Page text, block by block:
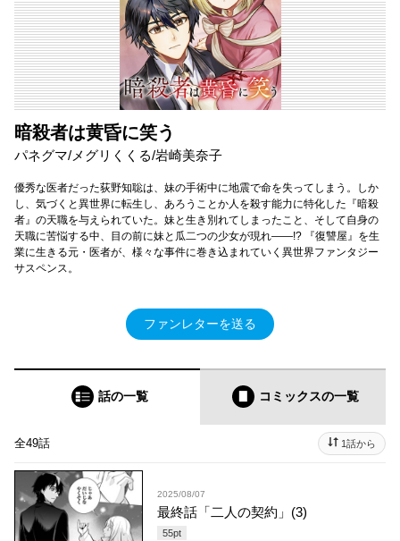
暗殺者は黄昏に笑う
パネグマ/メグリくくる/岩崎美奈子
優秀な医者だった荻野知聡は、妹の手術中に地震で命を失ってしまう。しか
し、気づくと異世界に転生し、あろうことか人を殺す能力に特化した『暗殺
者』の天職を与えられていた。妹と生き別れてしまったこと、そして自身の
天職に苦悩する中、目の前に妹と瓜二つの少女が現れ――!? 『復讐屋』を生
業に生きる元・医者が、様々な事件に巻き込まれていく異世界ファンタジー
サスペンス。
ファンレターを送る
話の一覧 コミックスの一覧
全49話 1話から
2025/08/07
最終話「二人の契約」(3)
55pt